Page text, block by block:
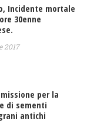
Incidente mortale
30enne
2017
per la
di sementi
antichi